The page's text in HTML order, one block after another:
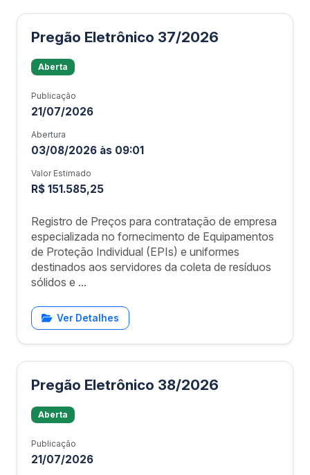
Pregão Eletrônico 37/2026
Aberta
Publicação
21/07/2026
Abertura
03/08/2026 às 09:01
Valor Estimado
R$ 151.585,25
Registro de Preços para contratação de empresa
especializada no fornecimento de Equipamentos
de Proteção Individual (EPIs) e uniformes
destinados aos servidores da coleta de resíduos
sólidos e ...
Ver Detalhes
Pregão Eletrônico 38/2026
Aberta
Publicação
21/07/2026